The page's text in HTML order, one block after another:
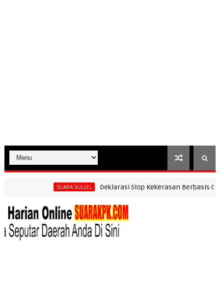
SUARA SULSEL Deklarasi Stop Kekerasan Berbasis Gender